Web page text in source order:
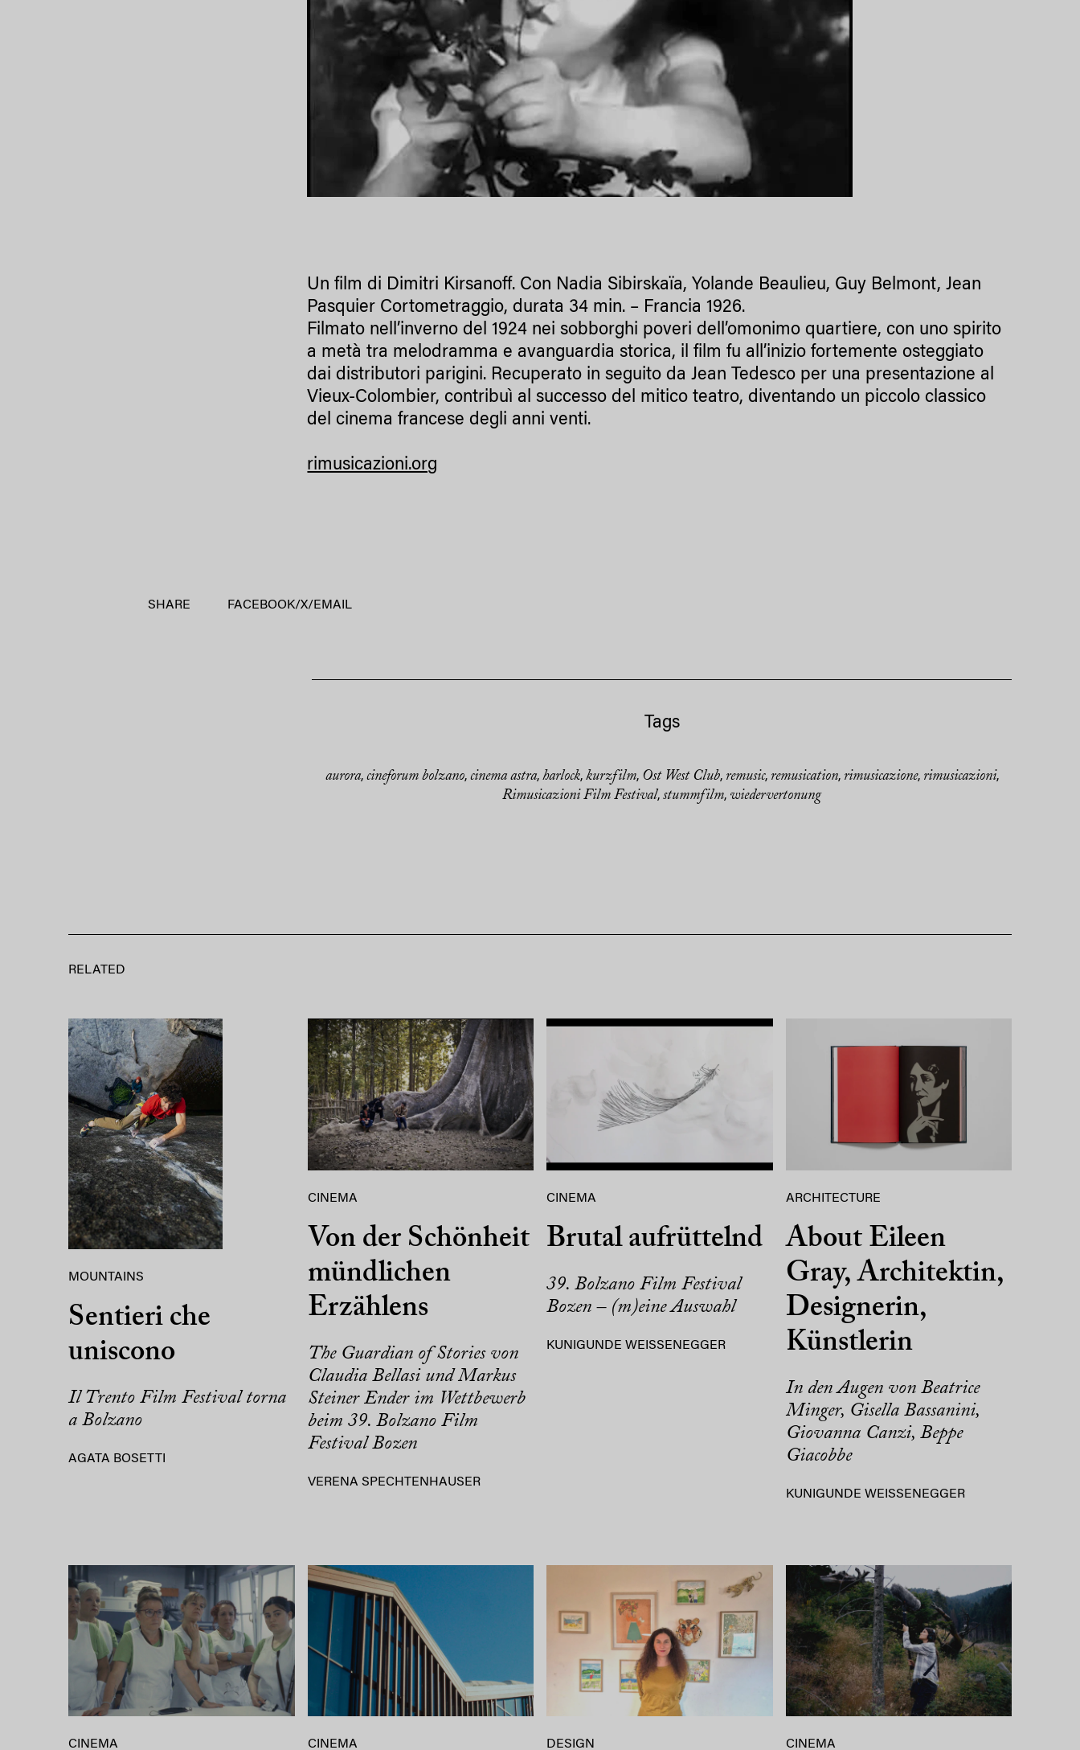
Un film di Dimitri Kirsanoff. Con Nadia Sibirskaïa, Yolande Beaulieu, Guy Belmont, Jean
Pasquier Cortometraggio, durata 34 min. – Francia 1926.
Filmato nell’inverno del 1924 nei sobborghi poveri dell’omonimo quartiere, con uno spirito
a metà tra melodramma e avanguardia storica, il film fu all’inizio fortemente osteggiato
dai distributori parigini. Recuperato in seguito da Jean Tedesco per una presentazione al
Vieux-Colombier, contribuì al successo del mitico teatro, diventando un piccolo classico
del cinema francese degli anni venti.
rimusicazioni.org
SHARE FACEBOOK/X/ EMAIL
Tags
aurora, cineforum bolzano, cinema astra, harlock, kurzfilm, Ost West Club, remusic, remusication, rimusicazione, rimusicazioni,
Rimusicazioni Film Festival, stummfilm, wiedervertonung
RELATED
MOUNTAINS
Sentieri che
uniscono
Il Trento Film Festival torna
a Bolzano
AGATA BOSETTI
CINEMA
Von der Schönheit
mündlichen
Erzählens
The Guardian of Stories von
Claudia Bellasi und Markus
Steiner Ender im Wettbewerb
beim 39. Bolzano Film
Festival Bozen
VERENA SPECHTENHAUSER
CINEMA
Brutal aufrüttelnd
39. Bolzano Film Festival
Bozen – (m)eine Auswahl
KUNIGUNDE WEISSENEGGER
ARCHITECTURE
About Eileen
Gray, Architektin,
Designerin,
Künstlerin
In den Augen von Beatrice
Minger, Gisella Bassanini,
Giovanna Canzi, Beppe
Giacobbe
KUNIGUNDE WEISSENEGGER
CINEMA CINEMA DESIGN CINEMA